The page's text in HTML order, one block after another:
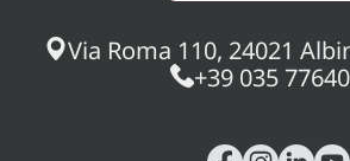
Via Roma 110, 24021
+39 035